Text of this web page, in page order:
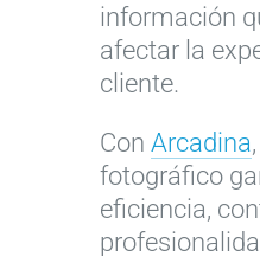
información
afectar la
cliente.
Con Arcadina
fotográfico
eficiencia,